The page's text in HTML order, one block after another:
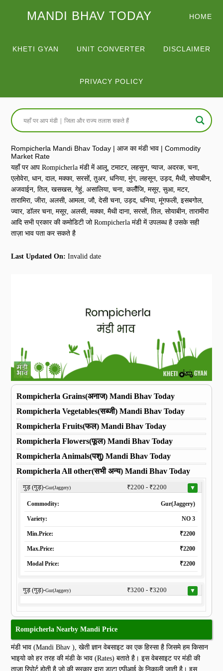
MANDI BHAV TODAY HOME
KHETI GYAN UNIT CONVERTER DISCLAIMER
PRIVACY POLICY
Rompicherla Mandi Bhav Today | आज का मंडी भाव | Commodity
Market Rate
यहाँ पर आप Rompicherla मंडी में आलू, टमाटर, लहसुन, प्याज, अदरक, चना,
एलोवेरा, धान, दाल, मक्का, सरसों, तुअर, धनिया, मुंग, लहसून, उड़द, मैथी, सोयाबीन,
अजवाईन, तिल, खसखस, गेहुं, असालिया, चना, कलौैंजि, मसूर, सुआ, मटर,
तारामिरा, जीरा, अलसी, आमला, जौ, देसी चना, उड़द, धनिया, मूंगफली, इसबगोल,
ज्वार, डॉलर चना, मसूर, अलसी, मक्का, मैथी दाना, सरसों, तिल, सोयाबीन, तारामीरा
आदि सभी प्रकार की कमोडिटी जो Rompicherla मंडी में उपलब्ध है उसके सही
ताज़ा भाव पता कर सकते है
Last Updated On:Invalid date
Rompicherla Grains(अनाज) Mandi Bhav Today
Rompicherla Vegetables(सब्जी) Mandi Bhav Today
Rompicherla Fruits(फल) Mandi Bhav Today
Rompicherla Flowers(फूल) Mandi Bhav Today
Rompicherla Animals(पशु) Mandi Bhav Today
Rompicherla All other(सभी अन्य) Mandi Bhav Today
गुड़ (गुड़)-Gur(Jaggery) ₹2200 - ₹2200 ▼
Commodity: Gur(Jaggery)
Variety: NO 3
Min.Price: ₹2200
Max.Price: ₹2200
Modal Price: ₹2200
गुड़ (गुड़)-Gur(Jaggery) ₹3200 - ₹3200 ▼
Rompicherla Nearby Mandi Price
मंडी भाव (Mandi Bhav ), खेती ज्ञान वेबसाइट का एक हिस्सा है जिसमे हम किसान
भाइयो को हर तरह की मंडी के भाव (Rates) बताते है। इस वेबसाइट पर मंडी की
ताज़ा रिपोर्ट होती है जो की सरकार द्वारा डाटा एपीआई के निकाली जाती है। इस